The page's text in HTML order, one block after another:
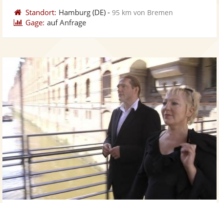
Standort: Hamburg (DE) -95 km von Bremen
Gage: auf Anfrage